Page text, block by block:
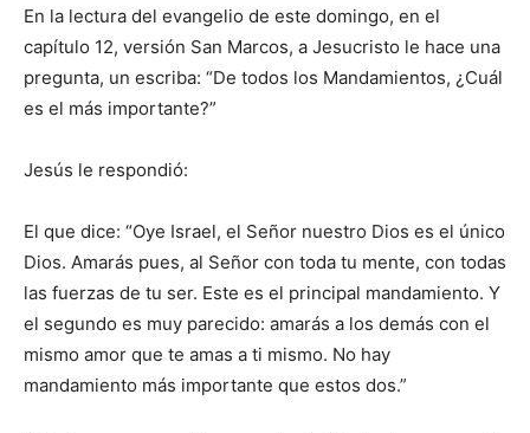
En la lectura del evangelio de este domingo, en el
capítulo 12, versión San Marcos, a Jesucristo le hace una
pregunta, un escriba: “De todos los Man­da­mientos, ¿Cuál
es el más importante?”
Jesús le respondió:
El que dice: “Oye Israel, el Señor nuestro Dios es el único
Dios. Amarás pues, al Señor con toda tu mente, con todas
las fuerzas de tu ser. Este es el principal mandamiento. Y
el segundo es muy parecido: amarás a los demás con el
mismo amor que te amas a ti mismo. No hay
mandamiento más importante que estos dos.”